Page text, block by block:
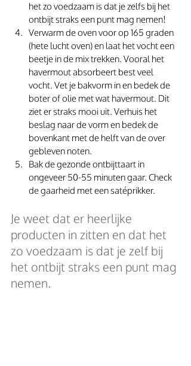
het zo voedzaam is dat je zelfs bij het
ontbijt straks een punt mag nemen!
Verwarm de oven voor op 165 graden
(hete lucht oven) en laat het vocht een
beetje in de mix trekken. Vooral het
havermout absorbeert best veel
vocht. Vet je bakvorm in en bedek de
boter of olie met wat havermout. Dit
ziet er straks mooi uit. Verhuis het
beslag naar de vorm en bedek de
bovenkant met de helft van de over
gebleven noten.
Bak de gezonde ontbijttaart in
ongeveer 50-55 minuten gaar. Check
de gaarheid met een satéprikker.
Je weet dat er heerlijke
producten in zitten en dat het
zo voedzaam is dat je zelf bij
het ontbijt straks een punt mag
nemen.